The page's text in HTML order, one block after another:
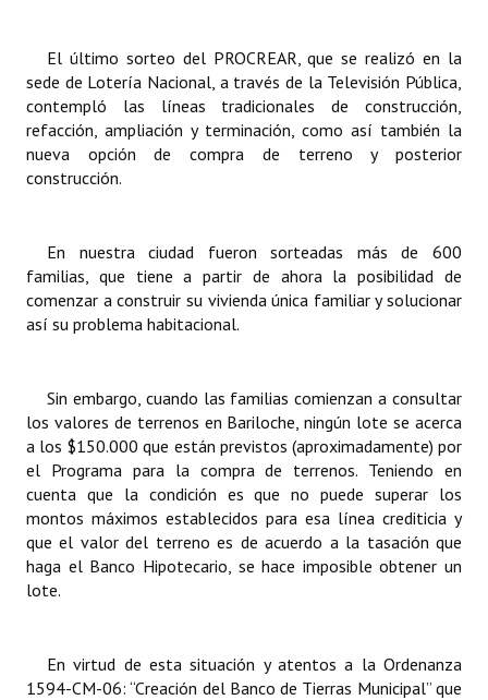
El último sorteo del PROCREAR, que se realizó en la
sede de Lotería Nacional, a través de la Televisión Pública,
contempló las líneas tradicionales de construcción,
refacción, ampliación y terminación, como así también la
nueva opción de compra de terreno y posterior
construcción.
En nuestra ciudad fueron sorteadas más de 600
familias, que tiene a partir de ahora la posibilidad de
comenzar a construir su vivienda única familiar y solucionar
así su problema habitacional.
Sin embargo, cuando las familias comienzan a consultar
los valores de terrenos en Bariloche, ningún lote se acerca
a los $150.000 que están previstos (aproximadamente) por
el Programa para la compra de terrenos. Teniendo en
cuenta que la condición es que no puede superar los
montos máximos establecidos para esa línea crediticia y
que el valor del terreno es de acuerdo a la tasación que
haga el Banco Hipotecario, se hace imposible obtener un
lote.
En virtud de esta situación y atentos a la Ordenanza
1594-CM-06: “Creación del Banco de Tierras Municipal” que